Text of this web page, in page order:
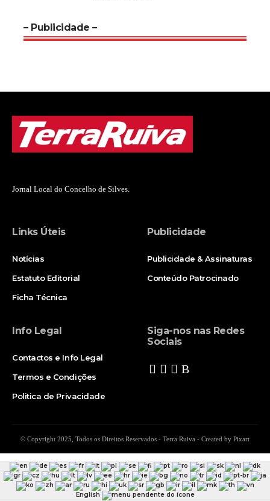
– Publicidade –
Jornal Local do Concelho de Silves.
Links Úteis
Notícias
Estatuto Editorial
Ficha Técnica
Publicidade
Publicidade & Assinaturas
Conteúdo Patrocinado
Info Legal
Contactos e Info Legal
Termos e Condições
Politica de Privacidade
Siga-nos nas Redes
Sociais
© Copyright 2025, Todos os Direitos Reservados - Terra Ruiva - Created by Pixart
English